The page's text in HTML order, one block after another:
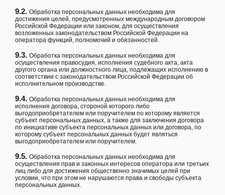
9.2. Обработка персональных данных необходима для
достижения целей, предусмотренных международным договором
Российской Федерации или законом, для осуществления
возложенных законодательством Российской Федерации на
оператора функций, полномочий и обязанностей.
9.3. Обработка персональных данных необходима для
осуществления правосудия, исполнения судебного акта, акта
другого органа или должностного лица, подлежащих исполнению в
соответствии с законодательством Российской Федерации об
исполнительном производстве.
9.4. Обработка персональных данных необходима для
исполнения договора, стороной которого либо
выгодоприобретателем или поручителем по которому является
субъект персональных данных, а также для заключения договора
по инициативе субъекта персональных данных или договора, по
которому субъект персональных данных будет являться
выгодоприобретателем или поручителем.
9.5. Обработка персональных данных необходима для
осуществления прав и законных интересов оператора или третьих
лиц либо для достижения общественно значимых целей при
условии, что при этом не нарушаются права и свободы субъекта
персональных данных.